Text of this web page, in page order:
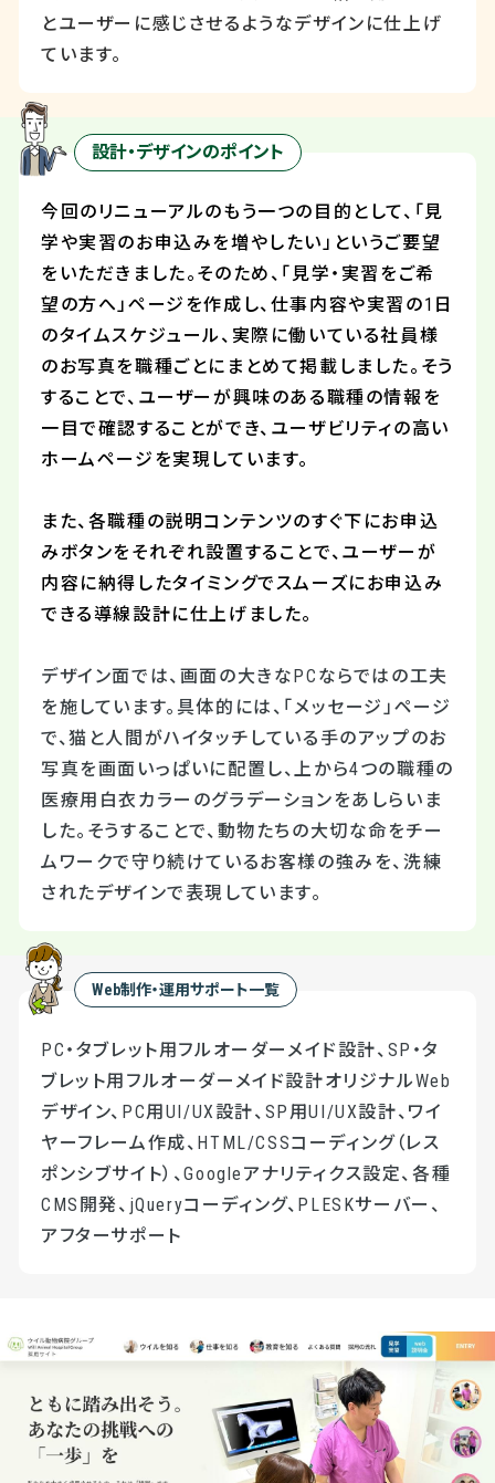
とユーザーに感じさせるようなデザインに仕上げ
ています。
設計・デザインのポイント
今回のリニューアルのもう一つの目的として、「見
学や実習のお申込みを増やしたい」というご要望
をいただきました。そのため、「見学・実習をご希
望の方へ」ページを作成し、仕事内容や実習の1 日
のタイムスケジュール、実際に働いている社員様
のお写真を職種ごとにまとめて掲載しました。そう
することで、ユーザーが興味のある職種の情報を
一目で確認することができ、ユーザビリティの高い
ホームページを実現しています。
また、各職種の説明コンテンツのすぐ下にお申込
みボタンをそれぞれ設置することで、ユーザーが
内容に納得したタイミングでスムーズにお申込み
できる導線設計に仕上げました。
デザイン面では、画面の大きなPCならではの工夫
を施しています。具体的には、「メッセージ」ページ
で、猫と人間がハイタッチしている手のアップのお
写真を画面いっぱいに配置し、上から4つの職種の
医療用白衣カラーのグラデーションをあしらいま
した。そうすることで、動物たちの大切な命をチー
ムワークで守り続けているお客様の強みを、洗練
されたデザインで表現しています。
Web制作・運用サポート一覧
PC・タブレット用フルオーダーメイド設計、SP・タ
ブレット用フルオーダーメイド設計オリジナルWeb
デザイン、PC用UI/UX設計、SP用UI/UX設計、ワイ
ヤーフレーム作成、HTML/CSSコーディング（レス
ポンシブサイト）、Googleアナリティクス設定、各種
CMS開発、jQueryコーディング、PLESKサーバー、
アフターサポート